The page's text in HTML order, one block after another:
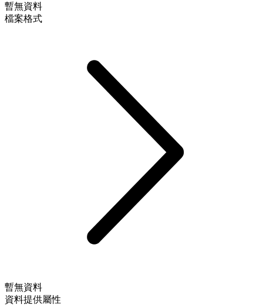
暫無資料
檔案格式
暫無資料
資料提供屬性